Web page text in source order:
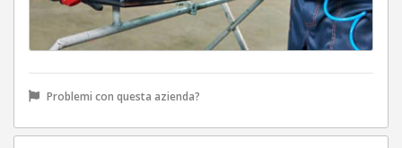
Problemi con questa azienda?